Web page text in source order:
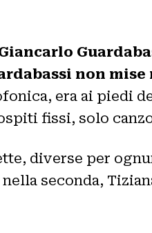
non
era ai piedi
fissi, solo
diverse per
seconda,